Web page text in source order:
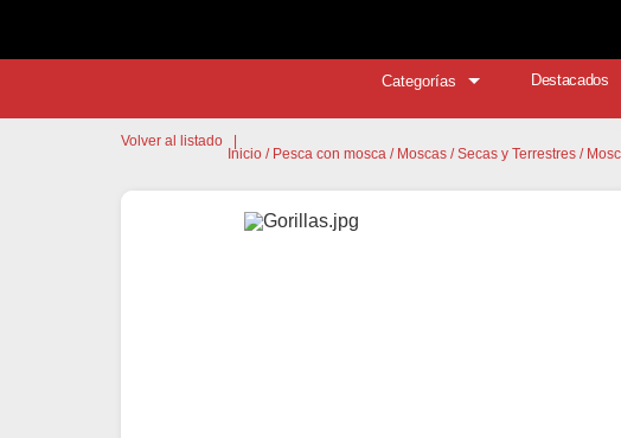
Categorías Destacados
Volver al listado
Inicio / Pesca con mosca / Moscas /Secas y Terrestres /